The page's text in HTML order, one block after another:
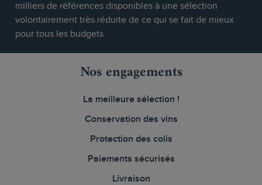
milliers de références disponibles à une sélection
volontairement très réduite de ce qui se fait de mieux
pour tous les budgets.
Nos engagements
La meilleure sélection !
Conservation des vins
Protection des colis
Paiements sécurisés
Livraison